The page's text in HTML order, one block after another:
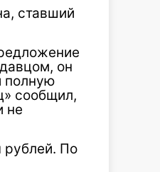
ставший
он
полную
сообщил,
не
рублей. По